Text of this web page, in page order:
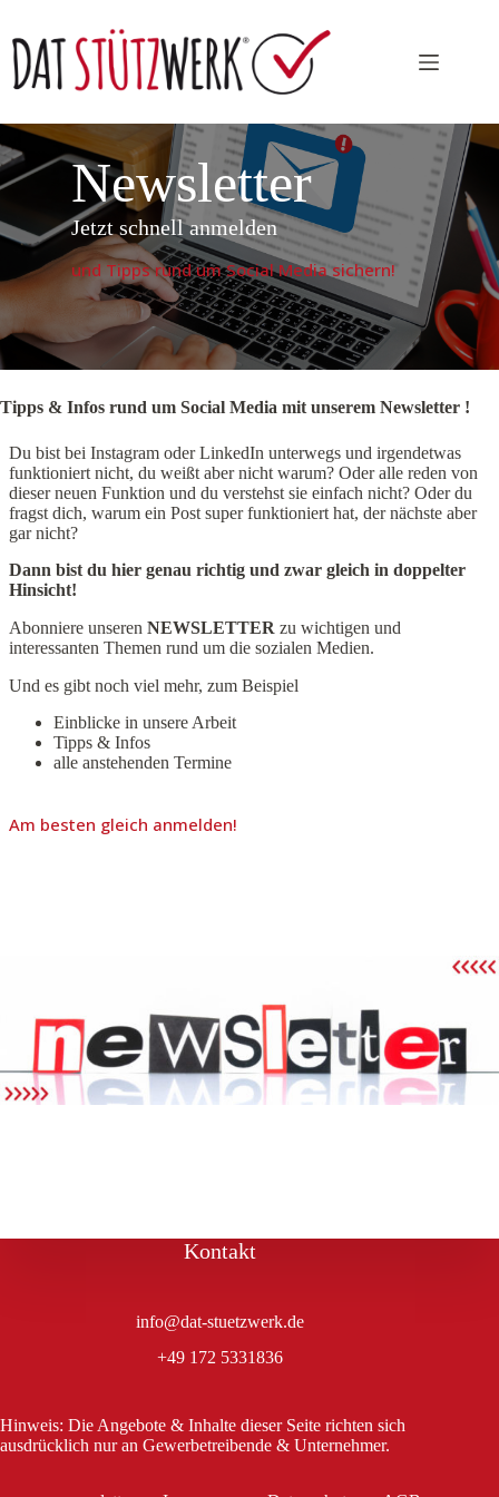
springen
Newsletter
Jetzt schnell anmelden
und Tipps rund um Social Media sichern!
Tipps & Infos rund um Social Media mit unserem Newsletter !
Du bist bei Instagram oder LinkedIn unterwegs und irgendetwas
funktioniert nicht, du weißt aber nicht warum? Oder alle reden von
dieser neuen Funktion und du verstehst sie einfach nicht? Oder du
fragst dich, warum ein Post super funktioniert hat, der nächste aber
gar nicht?
Dann bist du hier genau richtig und zwar gleich in doppelter
Hinsicht!
Abonniere unseren NEWSLETTER zu wichtigen und
interessanten Themen rund um die sozialen Medien.
Und es gibt noch viel mehr, zum Beispiel
Einblicke in unsere Arbeit
Tipps & Infos
alle anstehenden Termine
Am besten gleich anmelden!
Kontakt
info@dat-stuetzwerk.de
+49 172 5331836
Hinweis: Die Angebote & Inhalte dieser Seite richten sich
ausdrücklich nur an Gewerbetreibende & Unternehmer.